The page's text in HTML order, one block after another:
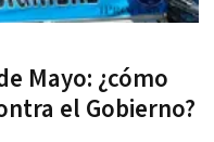
Mayo: ¿cómo
el Gobierno?